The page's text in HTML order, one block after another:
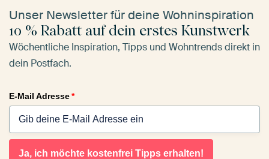
Unser Newsletter für deine Wohninspiration
10 % Rabatt auf dein erstes Kunstwerk
Wöchentliche Inspiration, Tipps und Wohntrends direkt in
dein Postfach.
E-Mail Adresse*
Ja, ich möchte kostenfrei Tipps erhalten!